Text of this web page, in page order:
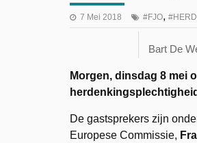
7 Mei 2018 FJO,
Bart De
Morgen, dinsdag 8 mei
De gastsprekers zijn
Europese Commissie,